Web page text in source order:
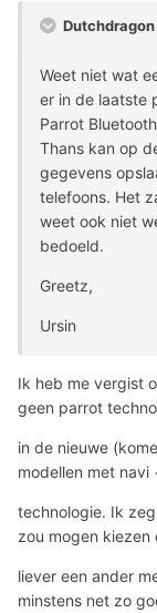
Dutchdragon
Weet niet wat
er in de laatste
Parrot
Thans kan op
gegevens
telefoons. Het
weet ook niet
bedoeld.
Greetz,
Ursin
Ik heb me vergist
geen parrot
in de nieuwe
modellen met
technologie. Ik
zou mogen kiezen
liever een ander
minstens net zo